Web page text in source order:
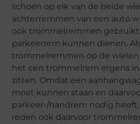
schoen op elk van de beide
achterremmen van een auto
ook trommelremmen
parkeerrem kunnen dienen.
trommelremmen op de
het een trommelrem ergens
zitten. Omdat een
moet kunnen staan en
parkeer-/handrem nodig
reden ook daarvoor